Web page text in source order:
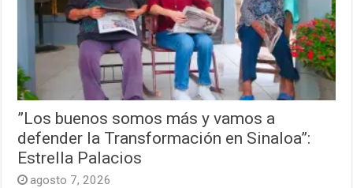
”Los buenos somos más y vamos a
defender la Transformación en Sinaloa”:
Estrella Palacios
agosto 7, 2026